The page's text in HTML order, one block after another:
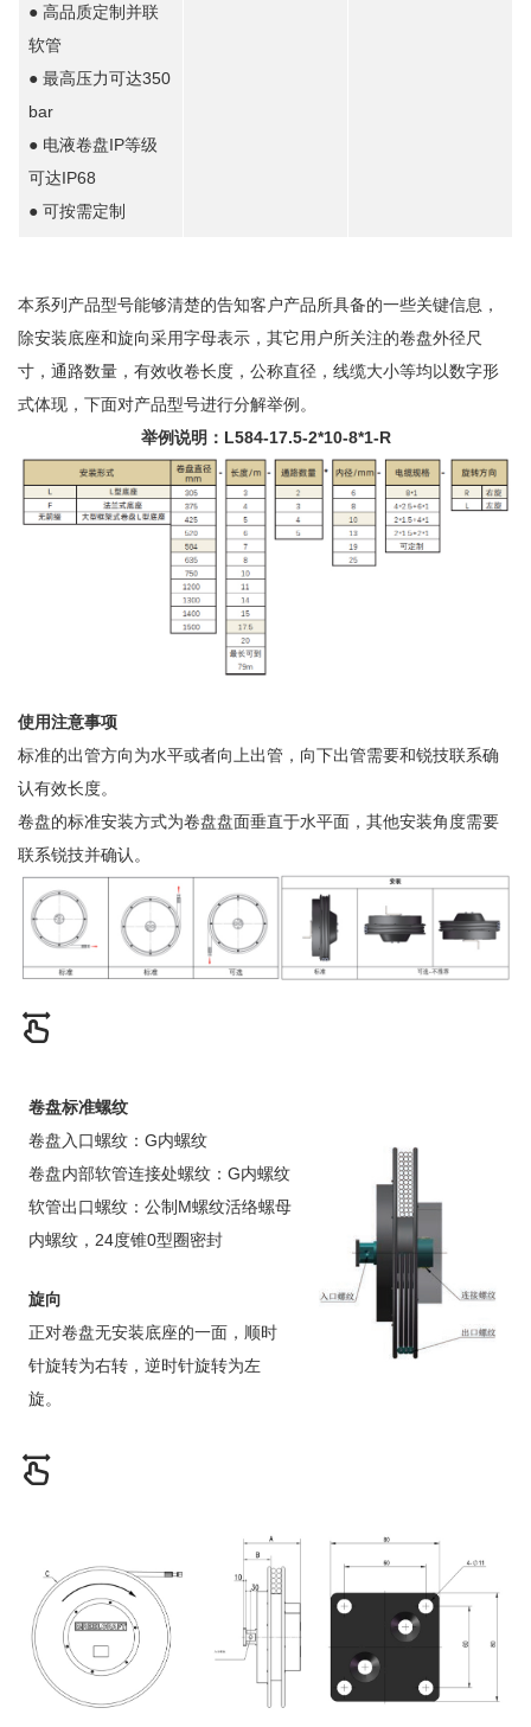
● 高品质定制并联
软管
● 最高压力可达350
bar
● 电液卷盘IP等级
可达IP68
● 可按需定制
本系列产品型号能够清楚的告知客户产品所具备的一些关键信息，
除安装底座和旋向采用字母表示，其它用户所关注的卷盘外径尺
寸，通路数量，有效收卷长度，公称直径，线缆大小等均以数字形
式体现，下面对产品型号进行分解举例。
举例说明：L584-17.5-2*10-8*1-R
使用注意事项
标准的出管方向为水平或者向上出管，向下出管需要和锐技联系确
认有效长度。
卷盘的标准安装方式为卷盘盘面垂直于水平面，其他安装角度需要
联系锐技并确认。
卷盘标准螺纹
卷盘入口螺纹：G内螺纹
卷盘内部软管连接处螺纹：G内螺纹
软管出口螺纹：公制M螺纹活络螺母
内螺纹，24度锥0型圈密封
旋向
正对卷盘无安装底座的一面，顺时
针旋转为右转，逆时针旋转为左
旋。